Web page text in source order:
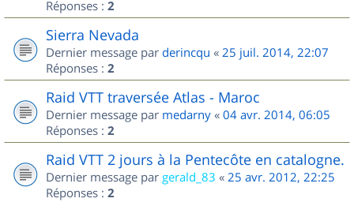
Réponses : 2
Sierra Nevada
Dernier message par derincqu « 25 juil. 2014, 22:07
Réponses : 2
Raid VTT traversée Atlas - Maroc
Dernier message par medarny « 04 avr. 2014, 06:05
Réponses : 2
Raid VTT 2 jours à la Pentecôte en catalogne.
Dernier message par gerald_83 « 25 avr. 2012, 22:25
Réponses : 2